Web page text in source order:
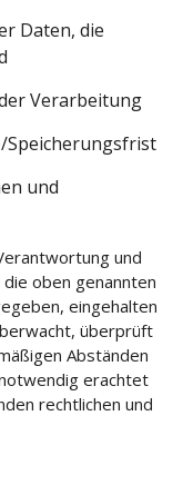
Daten, die
Verarbeitung
Speicherungsfrist
und
und
oben genannten
eingehalten
überprüft
Abständen
erachtet
rechtlichen und